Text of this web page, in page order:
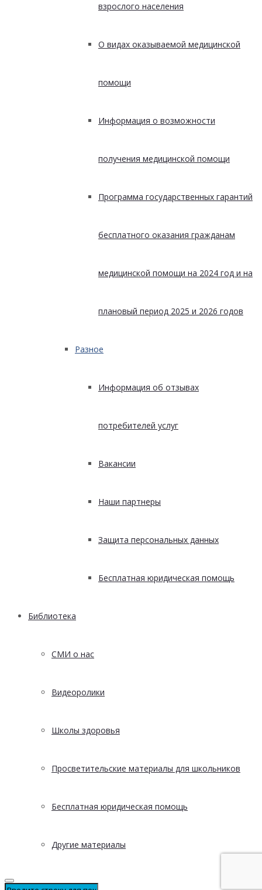
взрослого населения
О видах оказываемой медицинской
помощи
Информация о возможности
получения медицинской помощи
Программа государственных гарантий
бесплатного оказания гражданам
медицинской помощи на 2024 год и на
плановый период 2025 и 2026 годов
Разное
Информация об отзывах
потребителей услуг
Вакансии
Наши партнеры
Защита персональных данных
Бесплатная юридическая помощь
Библиотека
СМИ о нас
Видеоролики
Школы здоровья
Просветительские материалы для школьников
Бесплатная юридическая помощь
Другие материалы